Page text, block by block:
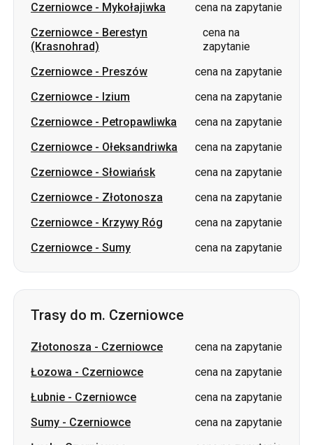
Czerniowce - Mykołajiwka
cena na zapytanie
Czerniowce - Berestyn
(Krasnohrad)
cena na
zapytanie
Czerniowce - Preszów
cena na zapytanie
Czerniowce - Izium
cena na zapytanie
Czerniowce - Petropawliwka
cena na zapytanie
Czerniowce - Ołeksandriwka
cena na zapytanie
Czerniowce - Słowiańsk
cena na zapytanie
Czerniowce - Złotonosza
cena na zapytanie
Czerniowce - Krzywy Róg
cena na zapytanie
Czerniowce - Sumy cena na zapytanie
Trasy do m. Czerniowce
Złotonosza - Czerniowce
cena na zapytanie
Łozowa - Czerniowce
cena na zapytanie
Łubnie - Czerniowce
cena na zapytanie
Sumy - Czerniowce
cena na zapytanie